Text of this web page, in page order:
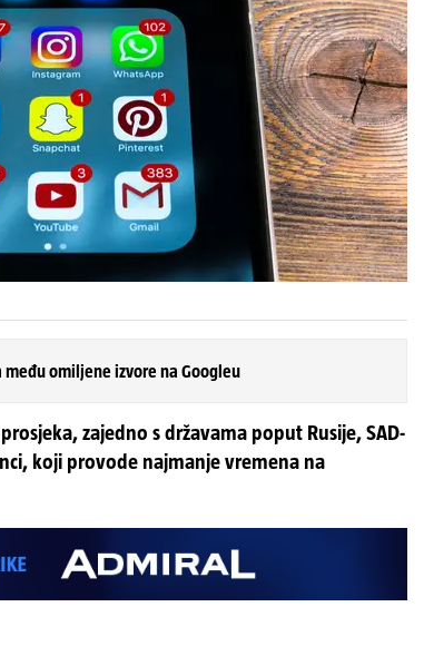
među omiljene izvore na Googleu
zajedno s državama poput Rusije, SAD-
koji provode najmanje vremena na